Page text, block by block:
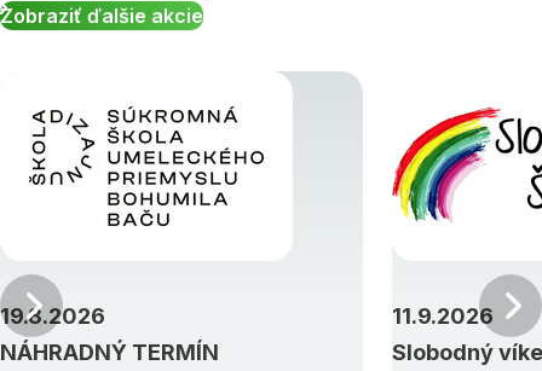
Zobraziť ďalšie akcie
NÁHRADNÝ TERMÍN
19.8.2026
Slobodný
11.9.2026
Predchádzajúci